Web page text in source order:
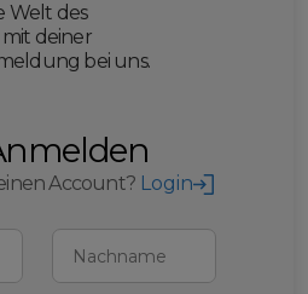
Welt des
deiner
bei uns.
Account? Login
Nachname